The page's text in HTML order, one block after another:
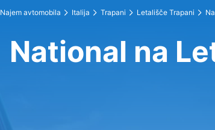
Najem avtomobila Italija Trapani Letališče Trapani
National na